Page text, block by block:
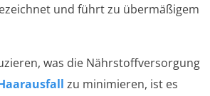
und führt zu übermäßigem
was die Nährstoffversorgung
zu minimieren, ist es